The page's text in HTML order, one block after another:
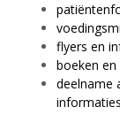
flyers en
boeken
deelname